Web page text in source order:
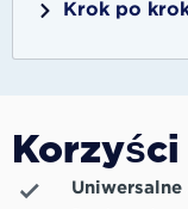
Krok po
Korzyści